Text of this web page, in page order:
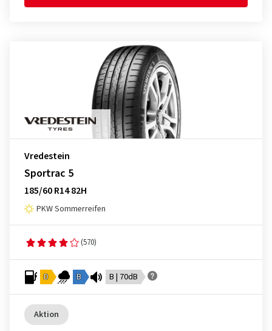
Vredestein
Sportrac 5
185/60 R14 82H
PKW Sommerreifen
(570)
D B B | 70dB
Aktion